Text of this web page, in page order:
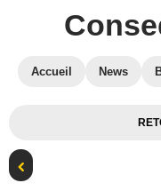
Accueil News